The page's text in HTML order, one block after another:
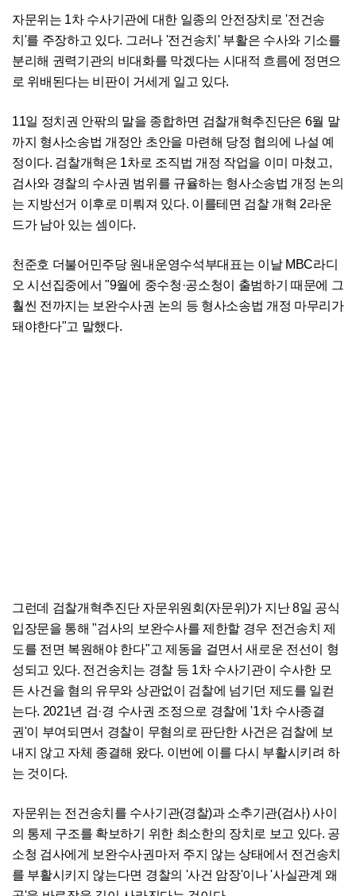
자문위는 1차 수사기관에 대한 일종의 안전장치로 '전건송
치'를 주장하고 있다. 그러나 '전건송치' 부활은 수사와 기소를
분리해 권력기관의 비대화를 막겠다는 시대적 흐름에 정면으
로 위배된다는 비판이 거세게 일고 있다.
11일 정치권 안팎의 말을 종합하면 검찰개혁추진단은 6월 말
까지 형사소송법 개정안 초안을 마련해 당정 협의에 나설 예
정이다. 검찰개혁은 1차로 조직법 개정 작업을 이미 마쳤고,
검사와 경찰의 수사권 범위를 규율하는 형사소송법 개정 논의
는 지방선거 이후로 미뤄져 있다. 이를테면 검찰 개혁 2라운
드가 남아 있는 셈이다.
천준호 더불어민주당 원내운영수석부대표는 이날 MBC라디
오 시선집중에서 "9월에 중수청·공소청이 출범하기 때문에 그
훨씬 전까지는 보완수사권 논의 등 형사소송법 개정 마무리가
돼야한다"고 말했다.
그런데 검찰개혁추진단 자문위원회(자문위)가 지난 8일 공식
입장문을 통해 "검사의 보완수사를 제한할 경우 전건송치 제
도를 전면 복원해야 한다"고 제동을 걸면서 새로운 전선이 형
성되고 있다. 전건송치는 경찰 등 1차 수사기관이 수사한 모
든 사건을 혐의 유무와 상관없이 검찰에 넘기던 제도를 일컫
는다. 2021년 검·경 수사권 조정으로 경찰에 '1차 수사종결
권'이 부여되면서 경찰이 무혐의로 판단한 사건은 검찰에 보
내지 않고 자체 종결해 왔다. 이번에 이를 다시 부활시키려 하
는 것이다.
자문위는 전건송치를 수사기관(경찰)과 소추기관(검사) 사이
의 통제 구조를 확보하기 위한 최소한의 장치로 보고 있다. 공
소청 검사에게 보완수사권마저 주지 않는 상태에서 전건송치
를 부활시키지 않는다면 경찰의 '사건 암장'이나 '사실관계 왜